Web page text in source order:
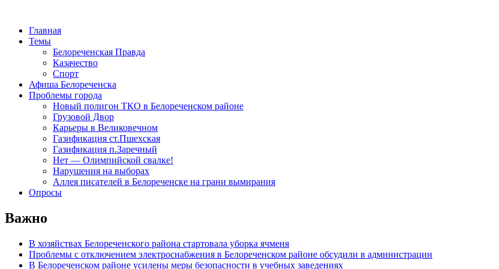
Главная
Темы
Белореченская Правда
Казачество
Спорт
Афиша Белореченска
Проблемы города
Новый полигон ТКО в Белореченском районе
Грузовой Двор
Карьеры в Великовечном
Газификация ст.Пшехская
Газификация п.Заречный
Нет — Олимпийской свалке!
Нарушения на выборах
Аллея писателей в Белореченске на грани вымирания
Опросы
Важно
В хозяйствах Белореченского района стартовала уборка ячменя
Проблемы с отключением электроснабжения в Белореченском районе обсудили в администрации
В Белореченском районе усилены меры безопасности в учебных заведениях